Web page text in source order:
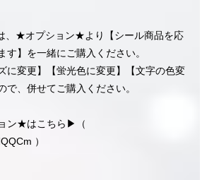
、★オプション★より【シール商品を応
す】を一緒にご購入ください。
に変更】【蛍光色に変更】【文字の色変
で、併せてご購入ください。
ン★はこちら▶︎（
）